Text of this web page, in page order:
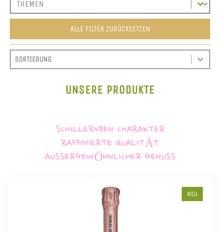
ALLE FILTER ZURÜCKSETZEN
SORTIEREN
SORT CONTENT
SORT CONTENT
UNSERE PRODUKTE
SCHILLERNDEN CHARAKTER
RAFFINIERTE QUALITÄT
AUSSERGEWÖHNLICHER GENUSS
NEU